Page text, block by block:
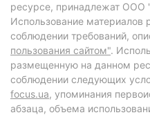
ресурсе, принадлежат
Использование материалов
соблюдении требований,
пользования сайтом".
размещенную на данном
соблюдении следующих
focus.ua, упоминания
абзаца, объема